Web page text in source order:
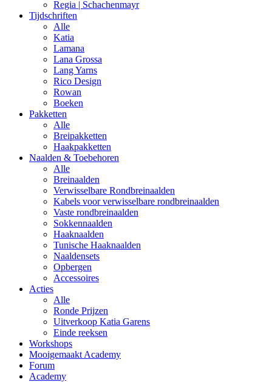
Regia | Schachenmayr
Tijdschriften
Alle
Katia
Lamana
Lana Grossa
Lang Yarns
Rico Design
Rowan
Boeken
Pakketten
Alle
Breipakketten
Haakpakketten
Naalden & Toebehoren
Alle
Breinaalden
Verwisselbare Rondbreinaalden
Kabels voor verwisselbare rondbreinaalden
Vaste rondbreinaalden
Sokkennaalden
Haaknaalden
Tunische Haaknaalden
Naaldensets
Opbergen
Accessoires
Acties
Alle
Ronde Prijzen
Uitverkoop Katia Garens
Einde reeksen
Workshops
Mooigemaakt Academy
Forum
Academy